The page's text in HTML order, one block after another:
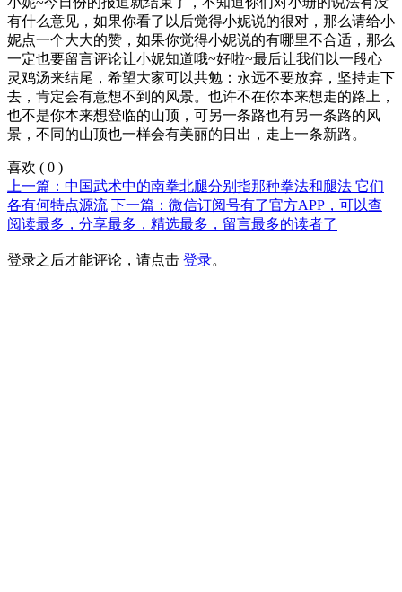
有什么意见，如果你看了以后觉得小妮说的很对，那么请给小
妮点一个大大的赞，如果你觉得小妮说的有哪里不合适，那么
一定也要留言评论让小妮知道哦~好啦~最后让我们以一段心
灵鸡汤来结尾，希望大家可以共勉：永远不要放弃，坚持走下
去，肯定会有意想不到的风景。也许不在你本来想走的路上，
也不是你本来想登临的山顶，可另一条路也有另一条路的风
景，不同的山顶也一样会有美丽的日出，走上一条新路。
喜欢 ( 0 )
上一篇：中国武术中的南拳北腿分别指那种拳法和腿法 它们
各有何特点源流 下一篇：微信订阅号有了官方APP，可以查
阅读最多，分享最多，精选最多，留言最多的读者了
登录之后才能评论，请点击 登录。